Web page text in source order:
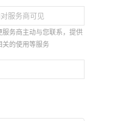
务商主动与您联系，提供
关的使用等服务